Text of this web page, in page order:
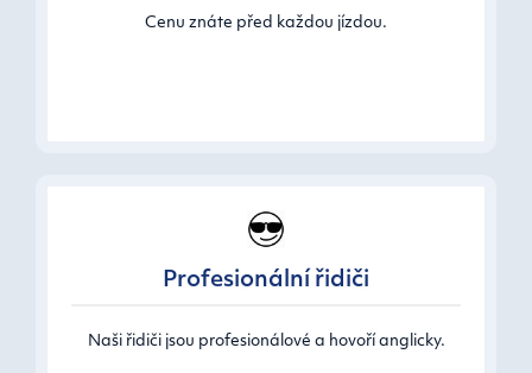
Cenu znáte před každou jízdou.
Profesionální řidiči
Naši řidiči jsou profesionálové a hovoří anglicky.